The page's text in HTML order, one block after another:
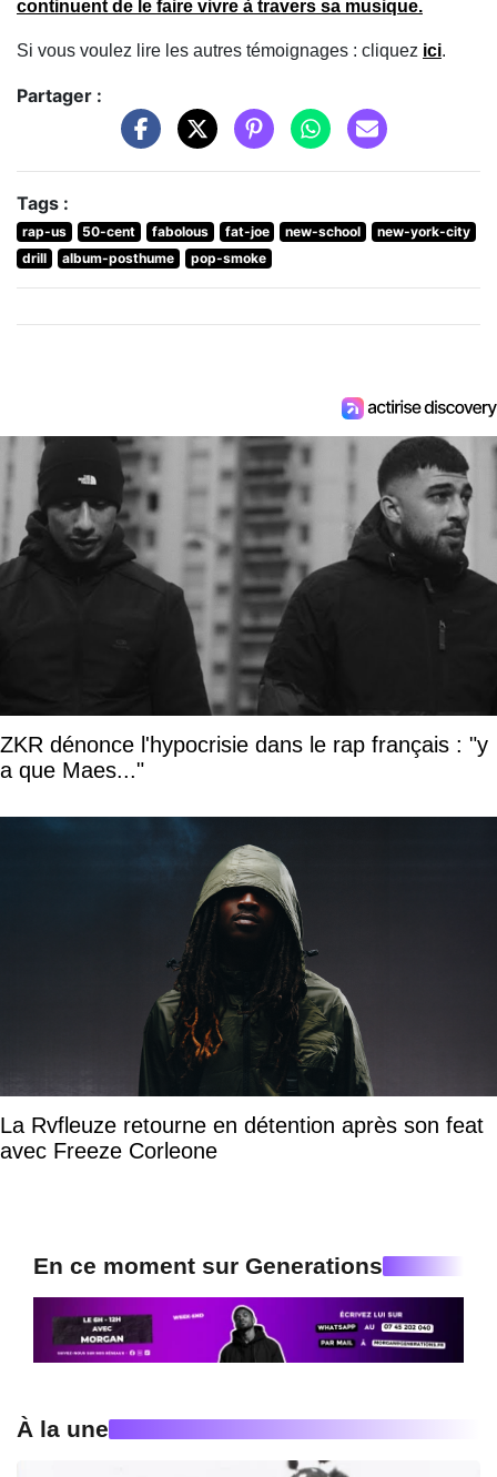
continuent de le faire vivre à travers sa musique.
Si vous voulez lire les autres témoignages : cliquez ici.
Partager :
Tags :
rap-us 50-cent fabolous fat-joe new-school
new-york-city
drill
album-posthume pop-smoke
ZKR dénonce l'hypocrisie dans le rap français : "y
a que Maes..."
La Rvfleuze retourne en détention après son feat
avec Freeze Corleone
En ce moment sur Generations
À la une